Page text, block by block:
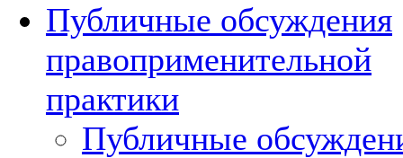
Публичные обсуждения
правоприменительной
практики
Публичные